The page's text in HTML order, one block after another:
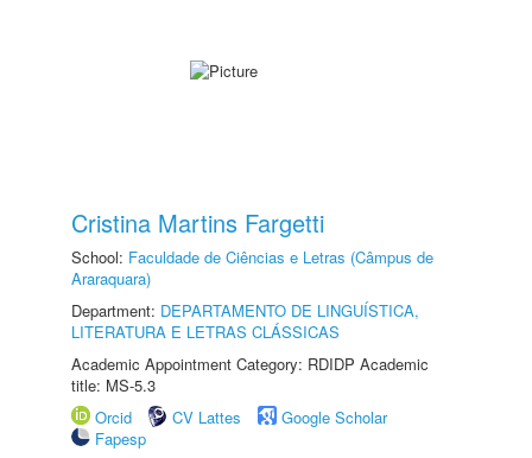
Cristina Martins Fargetti
School: Faculdade de Ciências e Letras (Câmpus de
Araraquara)
Department: DEPARTAMENTO DE LINGUÍSTICA,
LITERATURA E LETRAS CLÁSSICAS
Academic Appointment Category: RDIDP Academic
title: MS-5.3
Orcid
CV Lattes
Google Scholar
Fapesp